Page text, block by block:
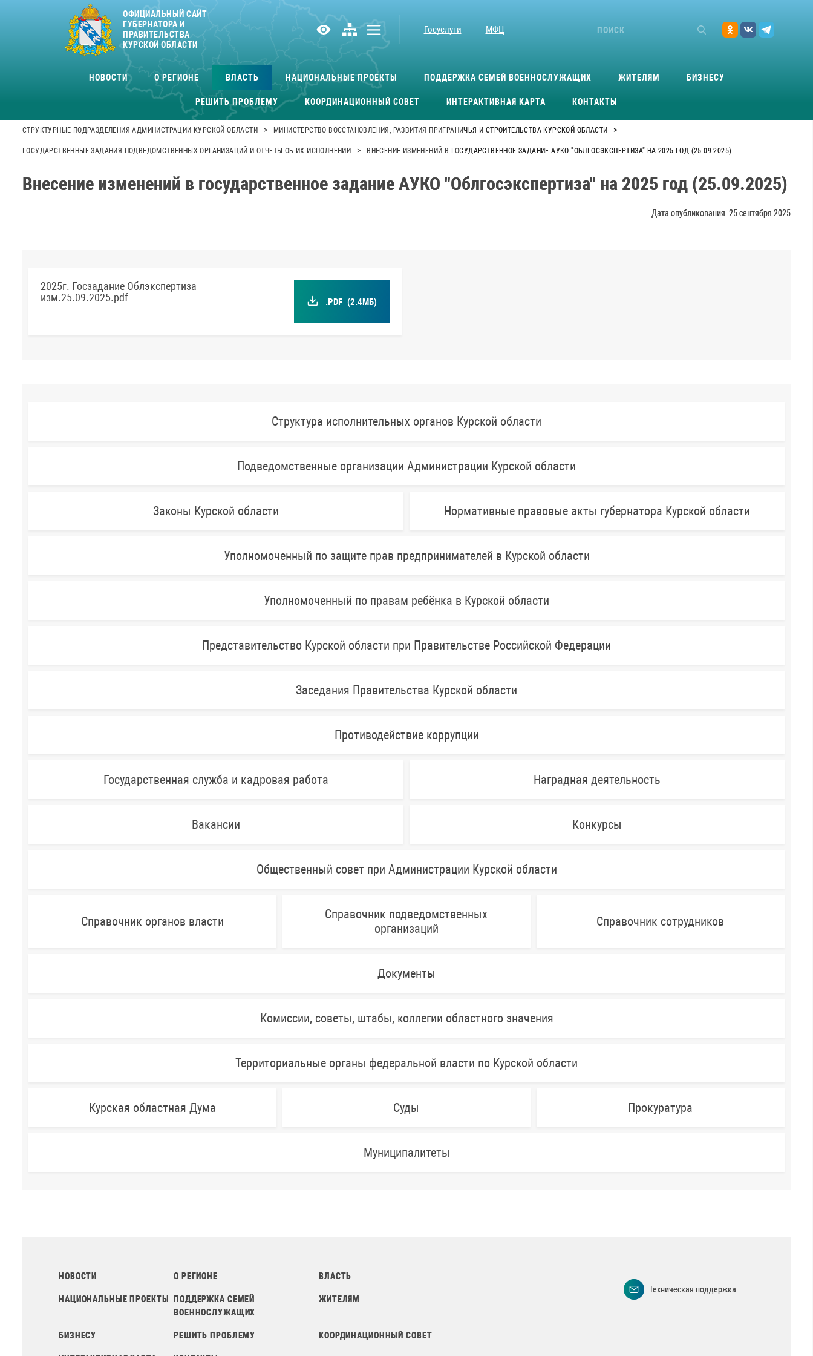
ОФИЦИАЛЬНЫЙ САЙТ
ГУБЕРНАТОРА И
ПРАВИТЕЛЬСТВА
КУРСКОЙ ОБЛАСТИ
Госуслуги МФЦ
НОВОСТИ О РЕГИОНЕ ВЛАСТЬ НАЦИОНАЛЬНЫЕ ПРОЕКТЫ ПОДДЕРЖКА СЕМЕЙ ВОЕННОСЛУЖАЩИХ ЖИТЕЛЯМ БИЗНЕСУ
РЕШИТЬ ПРОБЛЕМУ КООРДИНАЦИОННЫЙ СОВЕТ ИНТЕРАКТИВНАЯ КАРТА КОНТАКТЫ
СТРУКТУРНЫЕ ПОДРАЗДЕЛЕНИЯ АДМИНИСТРАЦИИ КУРСКОЙ ОБЛАСТИ > МИНИСТЕРСТВО ВОССТАНОВЛЕНИЯ, РАЗВИТИЯ ПРИГРАНИЧЬЯ И СТРОИТЕЛЬСТВА КУРСКОЙ ОБЛАСТИ >
ГОСУДАРСТВЕННЫЕ ЗАДАНИЯ ПОДВЕДОМСТВЕННЫХ ОРГАНИЗАЦИЙ И ОТЧЕТЫ ОБ ИХ ИСПОЛНЕНИИ > ВНЕСЕНИЕ ИЗМЕНЕНИЙ В ГОСУДАРСТВЕННОЕ ЗАДАНИЕ АУКО "ОБЛГОСЭКСПЕРТИЗА" НА 2025 ГОД (25.09.2025)
Внесение изменений в государственное задание АУКО "Облгосэкспертиза" на 2025 год (25.09.2025)
Дата опубликования: 25 сентября 2025
2025г. Госзадание Облэкспертиза
изм.25.09.2025.pdf
.PDF (2.4МБ)
Структура исполнительных органов Курской области
Подведомственные организации Администрации Курской области
Законы Курской области Нормативные правовые акты губернатора Курской области
Уполномоченный по защите прав предпринимателей в Курской области
Уполномоченный по правам ребёнка в Курской области
Представительство Курской области при Правительстве Российской Федерации
Заседания Правительства Курской области
Противодействие коррупции
Государственная служба и кадровая работа Наградная деятельность
Вакансии Конкурсы
Общественный совет при Администрации Курской области
Справочник органов власти
Справочник подведомственных
организаций
Справочник сотрудников
Документы
Комиссии, советы, штабы, коллегии областного значения
Территориальные органы федеральной власти по Курской области
Курская областная Дума Суды Прокуратура
Муниципалитеты
НОВОСТИ О РЕГИОНЕ ВЛАСТЬ
НАЦИОНАЛЬНЫЕ ПРОЕКТЫ
ПОДДЕРЖКА СЕМЕЙ
ВОЕННОСЛУЖАЩИХ
ЖИТЕЛЯМ
БИЗНЕСУ РЕШИТЬ ПРОБЛЕМУ КООРДИНАЦИОННЫЙ СОВЕТ
Техническая поддержка